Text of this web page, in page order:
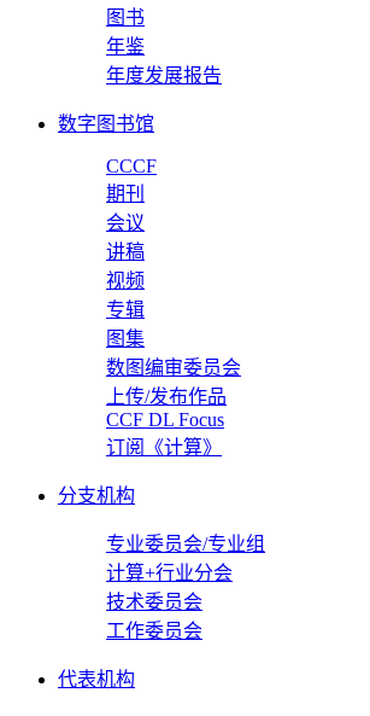
图书
年鉴
年度发展报告
数字图书馆
CCCF
期刊
会议
讲稿
视频
专辑
图集
数图编审委员会
上传/发布作品
CCF DL Focus
订阅《计算》
分支机构
专业委员会/专业组
计算+行业分会
技术委员会
工作委员会
代表机构